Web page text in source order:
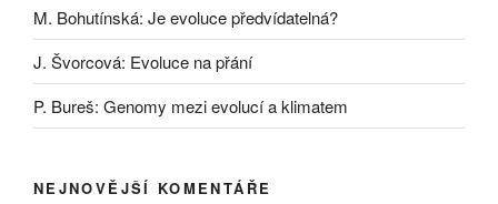
M. Bohutínská: Je evoluce předvídatelná?
J. Švorcová: Evoluce na přání
P. Bureš: Genomy mezi evolucí a klimatem
NEJNOVĚJŠÍ KOMENTÁŘE